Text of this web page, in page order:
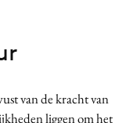
van de kracht van
liggen om het